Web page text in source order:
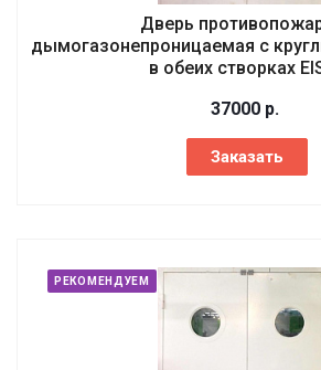
Дверь
дымогазонепроницаемая с
в обеих створках
37000 р.
Заказать
РЕКОМЕНДУЕМ